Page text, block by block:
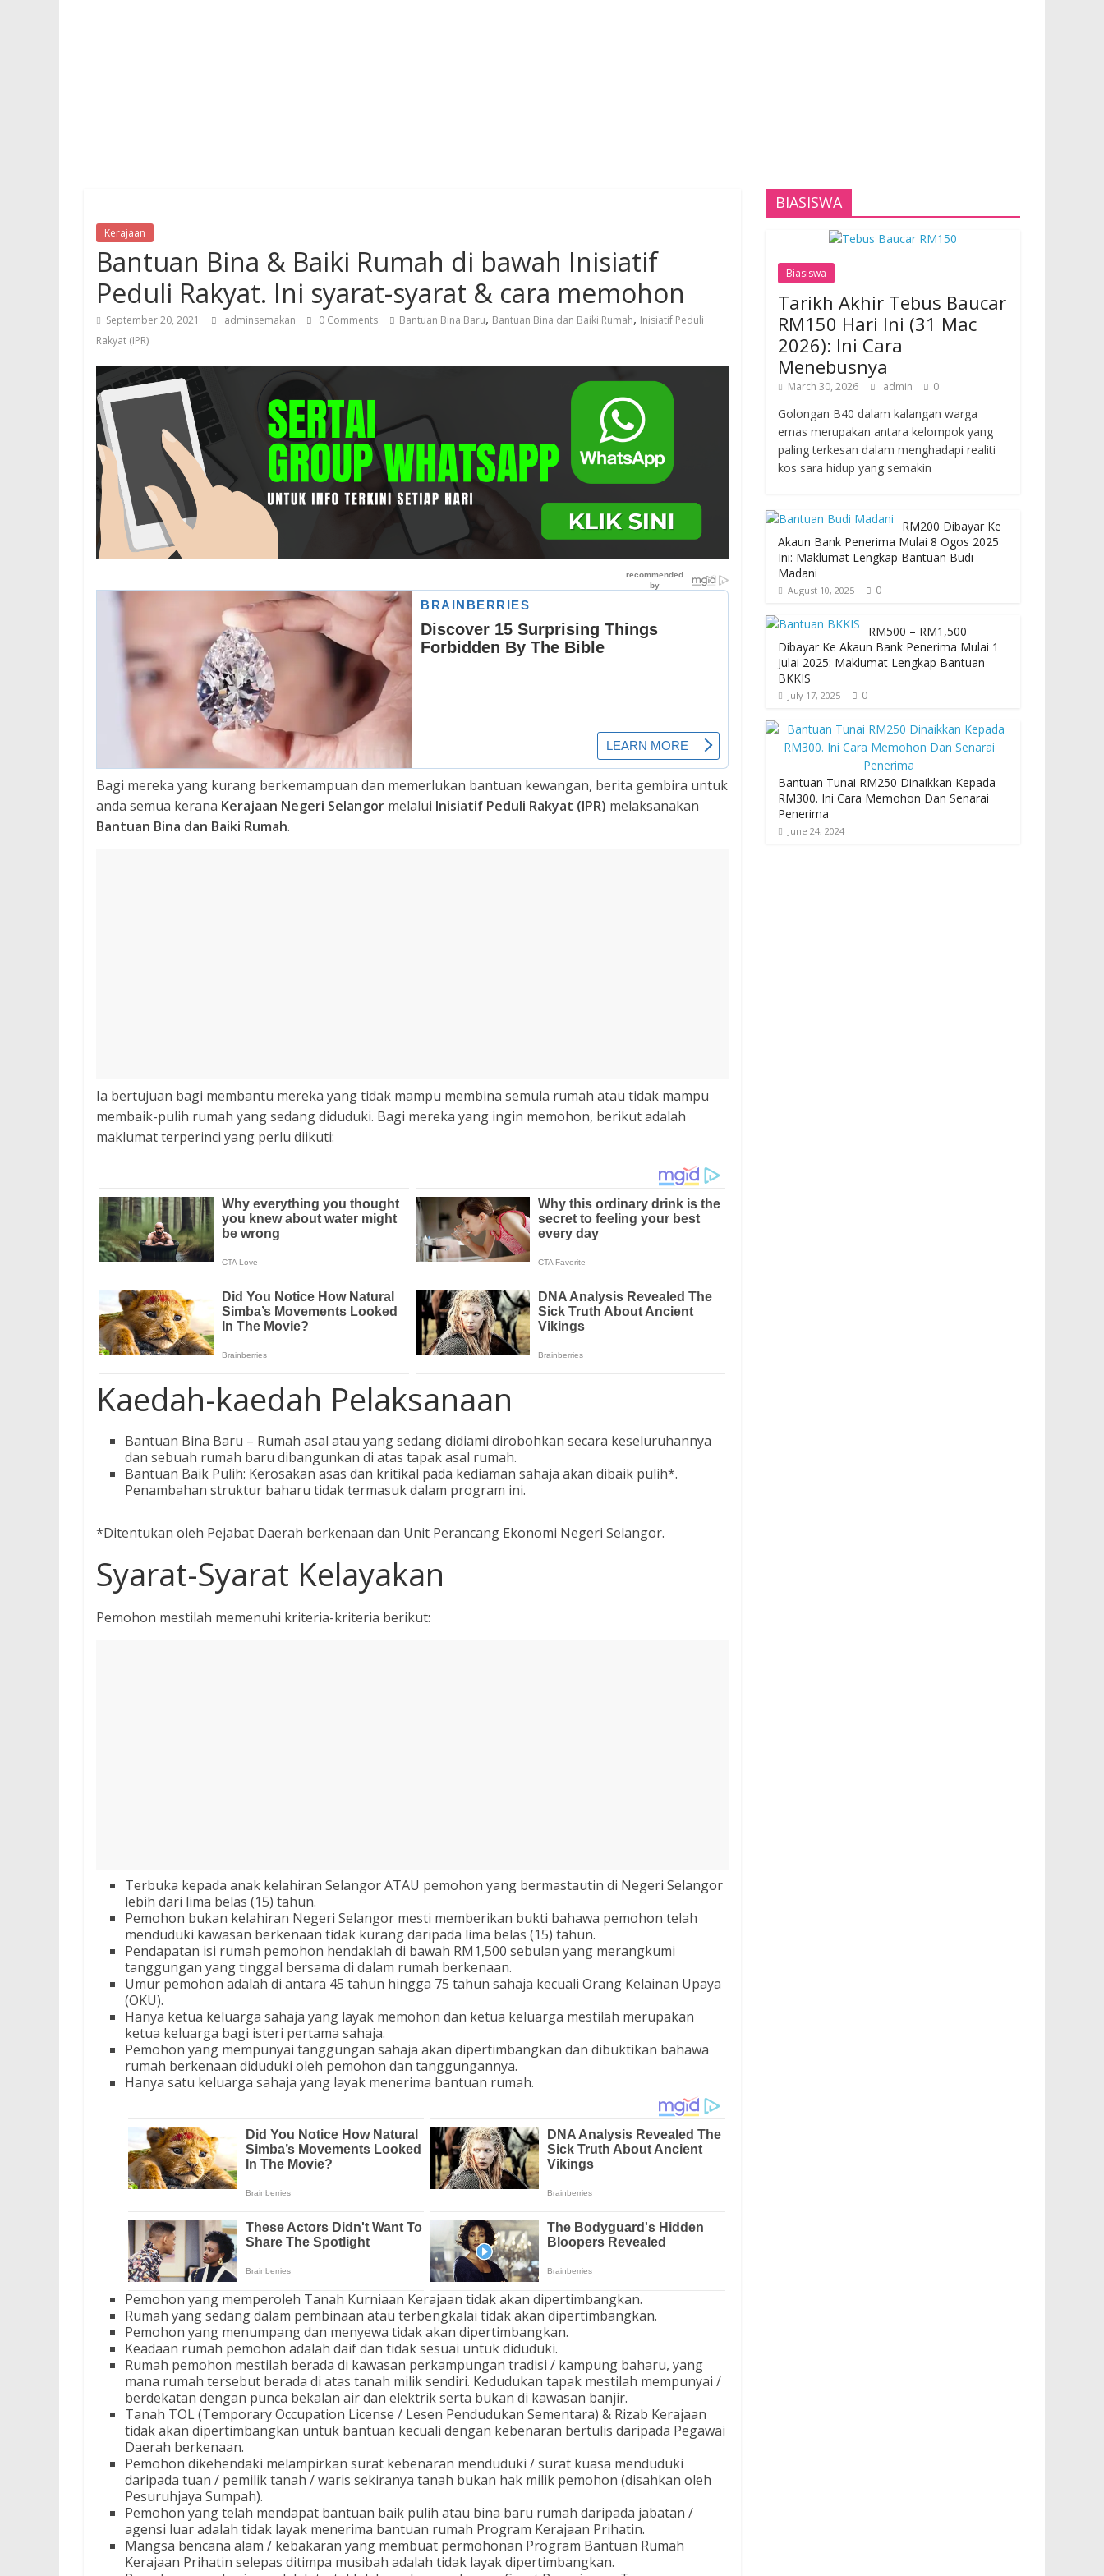
Kerajaan
Bantuan Bina & Baiki Rumah di bawah Inisiatif
Peduli Rakyat. Ini syarat-syarat & cara memohon
September 20, 2021 adminsemakan 0 Comments Bantuan Bina Baru, Bantuan Bina dan Baiki Rumah, Inisiatif Peduli
Rakyat (IPR)
Bagi mereka yang kurang berkemampuan dan memerlukan bantuan kewangan, berita gembira untuk
anda semua kerana Kerajaan Negeri Selangor melalui Inisiatif Peduli Rakyat (IPR) melaksanakan
Bantuan Bina dan Baiki Rumah.
Ia bertujuan bagi membantu mereka yang tidak mampu membina semula rumah atau tidak mampu
membaik-pulih rumah yang sedang diduduki. Bagi mereka yang ingin memohon, berikut adalah
maklumat terperinci yang perlu diikuti:
Kaedah-kaedah Pelaksanaan
Bantuan Bina Baru – Rumah asal atau yang sedang didiami dirobohkan secara keseluruhannya
dan sebuah rumah baru dibangunkan di atas tapak asal rumah.
Bantuan Baik Pulih: Kerosakan asas dan kritikal pada kediaman sahaja akan dibaik pulih*.
Penambahan struktur baharu tidak termasuk dalam program ini.
*Ditentukan oleh Pejabat Daerah berkenaan dan Unit Perancang Ekonomi Negeri Selangor.
Syarat-Syarat Kelayakan
Pemohon mestilah memenuhi kriteria-kriteria berikut:
Terbuka kepada anak kelahiran Selangor ATAU pemohon yang bermastautin di Negeri Selangor
lebih dari lima belas (15) tahun.
Pemohon bukan kelahiran Negeri Selangor mesti memberikan bukti bahawa pemohon telah
menduduki kawasan berkenaan tidak kurang daripada lima belas (15) tahun.
Pendapatan isi rumah pemohon hendaklah di bawah RM1,500 sebulan yang merangkumi
tanggungan yang tinggal bersama di dalam rumah berkenaan.
Umur pemohon adalah di antara 45 tahun hingga 75 tahun sahaja kecuali Orang Kelainan Upaya
(OKU).
Hanya ketua keluarga sahaja yang layak memohon dan ketua keluarga mestilah merupakan
ketua keluarga bagi isteri pertama sahaja.
Pemohon yang mempunyai tanggungan sahaja akan dipertimbangkan dan dibuktikan bahawa
rumah berkenaan diduduki oleh pemohon dan tanggungannya.
Hanya satu keluarga sahaja yang layak menerima bantuan rumah.
Pemohon yang memperoleh Tanah Kurniaan Kerajaan tidak akan dipertimbangkan.
Rumah yang sedang dalam pembinaan atau terbengkalai tidak akan dipertimbangkan.
Pemohon yang menumpang dan menyewa tidak akan dipertimbangkan.
Keadaan rumah pemohon adalah daif dan tidak sesuai untuk diduduki.
Rumah pemohon mestilah berada di kawasan perkampungan tradisi / kampung baharu, yang
mana rumah tersebut berada di atas tanah milik sendiri. Kedudukan tapak mestilah mempunyai /
berdekatan dengan punca bekalan air dan elektrik serta bukan di kawasan banjir.
Tanah TOL (Temporary Occupation License / Lesen Pendudukan Sementara) & Rizab Kerajaan
tidak akan dipertimbangkan untuk bantuan kecuali dengan kebenaran bertulis daripada Pegawai
Daerah berkenaan.
Pemohon dikehendaki melampirkan surat kebenaran menduduki / surat kuasa menduduki
daripada tuan / pemilik tanah / waris sekiranya tanah bukan hak milik pemohon (disahkan oleh
Pesuruhjaya Sumpah).
Pemohon yang telah mendapat bantuan baik pulih atau bina baru rumah daripada jabatan /
agensi luar adalah tidak layak menerima bantuan rumah Program Kerajaan Prihatin.
Mangsa bencana alam / kebakaran yang membuat permohonan Program Bantuan Rumah
Kerajaan Prihatin selepas ditimpa musibah adalah tidak layak dipertimbangkan.
BIASISWA
Biasiswa
Tarikh Akhir Tebus Baucar
RM150 Hari Ini (31 Mac
2026): Ini Cara
Menebusnya
March 30, 2026 admin 0
Golongan B40 dalam kalangan warga
emas merupakan antara kelompok yang
paling terkesan dalam menghadapi realiti
kos sara hidup yang semakin
RM200 Dibayar Ke
Akaun Bank Penerima Mulai 8 Ogos 2025
Ini: Maklumat Lengkap Bantuan Budi
Madani
August 10, 2025 0
RM500 – RM1,500
Dibayar Ke Akaun Bank Penerima Mulai 1
Julai 2025: Maklumat Lengkap Bantuan
BKKIS
July 17, 2025 0
Bantuan Tunai RM250 Dinaikkan Kepada
RM300. Ini Cara Memohon Dan Senarai
Penerima
June 24, 2024